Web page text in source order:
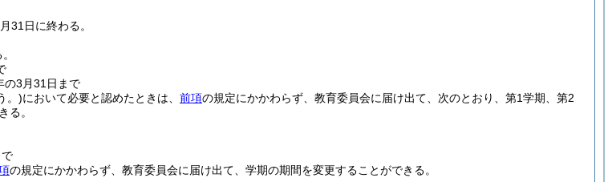
31日に終わる。
3月31日まで
。)において必要と認めたときは、 前項の規定にかかわらず、教育委員会に届け出て、次のとおり、第1学期、第2
る。
の規定にかかわらず、教育委員会に届け出て、学期の期間を変更することができる。